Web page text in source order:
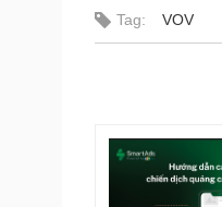
Tag: VOV